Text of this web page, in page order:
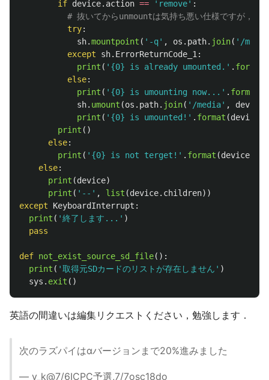
if device. action == ' remove' :
try:
sh.mountpoint ( ' -q' , os . path. join( ' /media
except
sh. ErrorReturnCode_1 :
print ( ' {0} is already umounted. ' . format
else:
print ( ' {0} is umounting now... ' . format
sh. umount (os . path. join( ' /media' , device
print ( ' {0} is umounted! ' . format (device
print ()
else:
print ( ' {0} is not terget! ' . format (device
else:
print (device)
print ( ' -- ' , list (device. children))
except
KeyboardInterrupt :
print ( '終了します... ' )
pass
def not_exist_source_sd_file():
print ( '取得元SDカードのリストが存在しません ' )
sys . exit ()
英語の間違いは編集リクエストください，勉強します．
次のラズパイはαバージョンまで20%進みました
— y_k@7/6ICPC予選,7/7osc18do